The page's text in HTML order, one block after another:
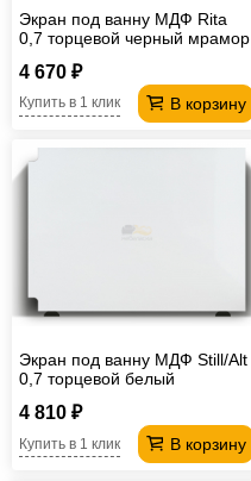
Экран под ванну МДФ Rita
0,7 торцевой черный мрамор
4 670 ₽
В корзину
Купить в 1 клик
Экран под ванну МДФ Still/Alt
0,7 торцевой белый
4 810 ₽
В корзину
Купить в 1 клик